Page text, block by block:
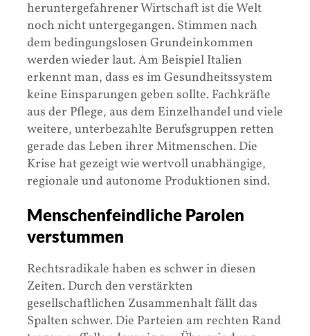
heruntergefahrener Wirtschaft ist die Welt
noch nicht untergegangen. Stimmen nach
dem bedingungslosen Grundeinkommen
werden wieder laut. Am Beispiel Italien
erkennt man, dass es im Gesundheitssystem
keine Einsparungen geben sollte. Fachkräfte
aus der Pflege, aus dem Einzelhandel und viele
weitere, unterbezahlte Berufsgruppen retten
gerade das Leben ihrer Mitmenschen. Die
Krise hat gezeigt wie wertvoll unabhängige,
regionale und autonome Produktionen sind.
Menschenfeindliche Parolen
verstummen
Rechtsradikale haben es schwer in diesen
Zeiten. Durch den verstärkten
gesellschaftlichen Zusammenhalt fällt das
Spalten schwer. Die Parteien am rechten Rand